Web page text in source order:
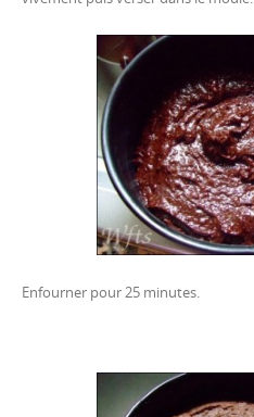
Enfourner pour 25 minutes.